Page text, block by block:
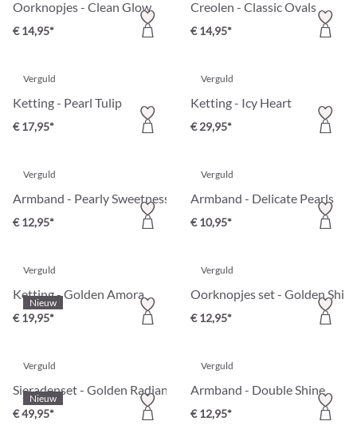
Oorknopjes - Clean Glow
€ 14,95*
Creolen - Classic Ovals
€ 14,95*
Verguld
Ketting - Pearl Tulip
€ 17,95*
Verguld
Ketting - Icy Heart
€ 29,95*
Verguld
Armband - Pearly Sweetness
€ 12,95*
Verguld
Armband - Delicate Pearls
€ 10,95*
Nieuw
Verguld
Ketting - Golden Amora
€ 19,95*
Verguld
Oorknopjes set - Golden Shine
€ 12,95*
Nieuw
Verguld
Sieradenset - Golden Radiance
€ 49,95*
Verguld
Armband - Double Shine
€ 12,95*